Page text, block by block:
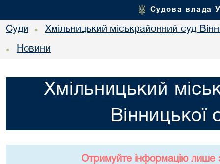
Судова влада
Суди • Хмільницький міськрайонний суд
• Новини
Хмільницький
Вінницької
Отримуйте інформацію лише